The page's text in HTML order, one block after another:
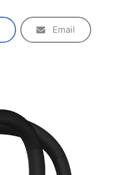
Email